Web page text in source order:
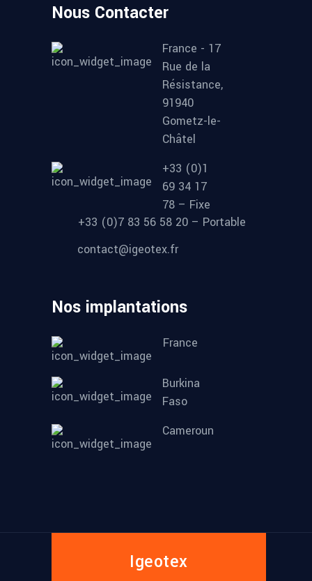
Nous Contacter
France - 17
Rue de la
Résistance,
91940
Gometz-le-
Châtel
+33 (0)1
69 34 17
78 – Fixe
+33 (0)7 83 56 58 20 – Portable
contact@igeotex.fr
Nos implantations
France
Burkina
Faso
Cameroun
Igeotex